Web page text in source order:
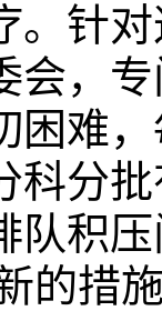
。针
会，
困难
科分
队积
的措